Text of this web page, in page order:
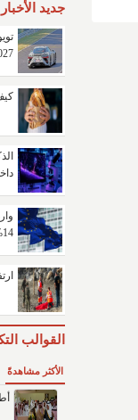
جديد الأخبار
14%
القوالب
الأكثر مشاهدةً